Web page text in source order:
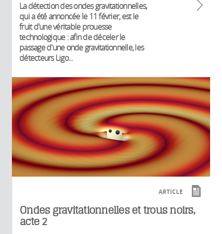
La détection des ondes gravitationnelles,
qui a été annoncée le 11 février, est le
fruit d'une véritable prouesse
technologique : afin de déceler le
passage d'une onde gravitationnelle, les
détecteurs Ligo...
ARTICLE
Ondes gravitationnelles et trous noirs,
acte 2